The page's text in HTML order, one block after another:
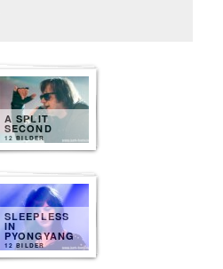
A SPLIT
SECOND
12 BILDER
SLEEPLESS
IN
PYONGYANG
12 BILDER